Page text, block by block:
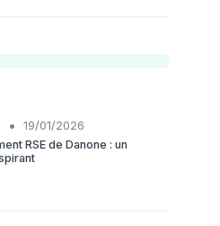
•
19/01/2026
RSE de Danone : un